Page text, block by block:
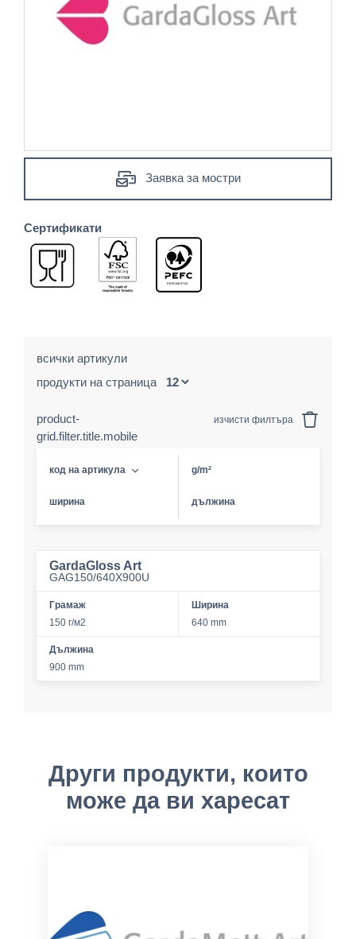
Заявка за мостри
Сертификати
всички артикули
продукти на страница
product-
grid.filter.title.mobile
изчисти филтъра
код на артикула g/m²
ширина дължина
GardaGloss Art
GAG150/640X900U
Грамаж
150 г/м2
Ширина
640 mm
Дължина
900 mm
Други продукти, които
може да ви харесат